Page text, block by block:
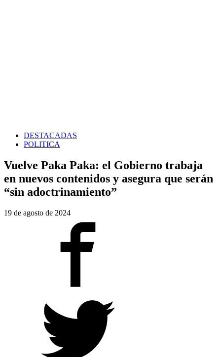
DESTACADAS
POLITICA
Vuelve Paka Paka: el Gobierno trabaja
en nuevos contenidos y asegura que serán
“sin adoctrinamiento”
19 de agosto de 2024